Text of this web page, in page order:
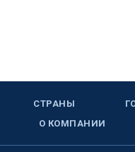
СТРАНЫ
О КОМПАНИИ